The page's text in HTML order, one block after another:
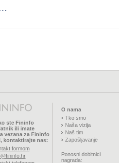
ste Fininfo
ili imate
vezana za Fininfo
kontaktirajte nas:
formom
O nama
Tko smo
Naša vizija
Naš tim
Zapošljavanje
Ponosni dobitnici
nagrada: